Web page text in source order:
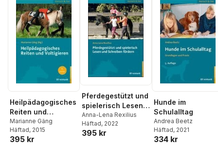
Heilpädagogisches
Reiten und
Voltigieren
Marianne Gäng
Häftad, 2015
395 kr
Pferdegestützt und
spielerisch Lesen
und Schreiben
fördern
Anna-Lena Rexilius
Häftad, 2022
395 kr
Hunde im
Schulalltag
Andrea Beetz
Häftad, 2021
334 kr